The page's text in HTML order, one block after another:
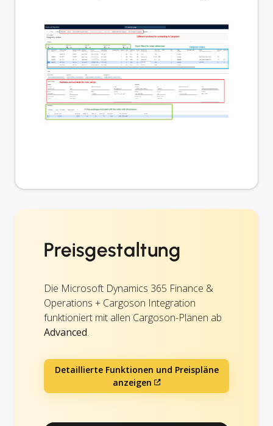
Preisgestaltung
Die Microsoft Dynamics 365 Finance &
Operations + Cargoson Integration
funktioniert mit allen Cargoson-Plänen ab
Advanced.
Detaillierte Funktionen und Preispläne
anzeigen